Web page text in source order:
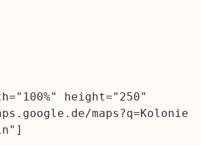
height="250"
maps?q=Kolonie